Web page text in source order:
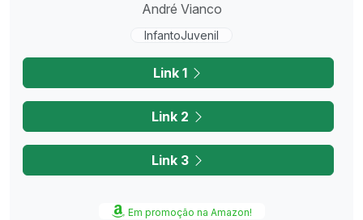
André Vianco
InfantoJuvenil
Link 1
Link 2
Link 3
Em promoção na Amazon!